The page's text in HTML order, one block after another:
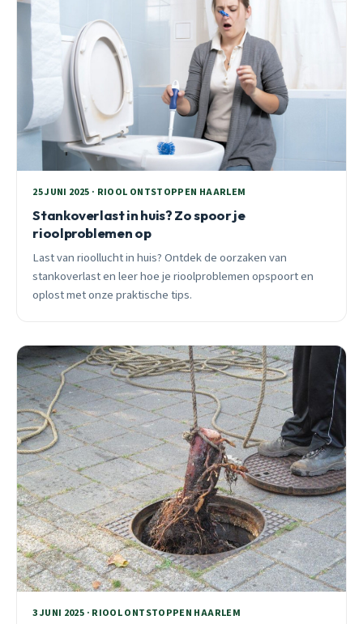
25 JUNI 2025 · RIOOL ONTSTOPPEN HAARLEM
Stankoverlast in huis? Zo spoor je
rioolproblemen op
Last van rioollucht in huis? Ontdek de oorzaken van
stankoverlast en leer hoe je rioolproblemen opspoort en
oplost met onze praktische tips.
3 JUNI 2025 · RIOOL ONTSTOPPEN HAARLEM